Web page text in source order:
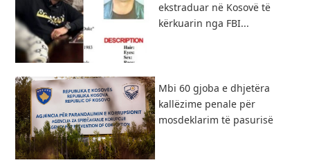
ekstraduar në Kosovë të
kërkuarin nga FBI...
Mbi 60 gjoba e dhjetëra
kallëzime penale për
mosdeklarim të pasurisë